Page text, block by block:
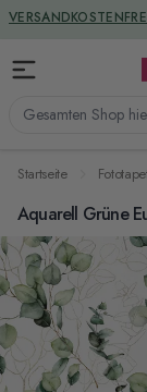
Zum Inhalt springen
Gesamten Shop
GREENGUARD
Startseite
Aquarell Grüne